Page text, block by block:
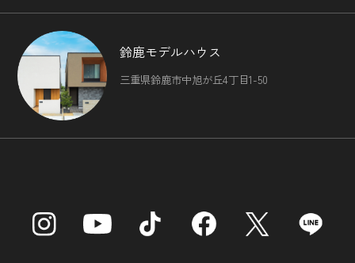
（5）予め次の事項を告知あるいは公表をしている場合
利用目的に第三者への提供を含むこと
第三者に提供されるデータの項目
第三者への提供の手段または方法
本人の求めに応じて個人情報の第三者への提供を停止するこ
（2）合併その他の事由による事業の承継に伴って個人情
報が提供される場合
鈴鹿モデルハウス
三重県鈴鹿市中旭が丘4丁目1-50